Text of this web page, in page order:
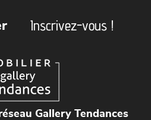
Inscrivez-vous !
Gallery Tendances